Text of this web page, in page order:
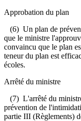
Approbation du plan
(6) Un plan de
que le ministre
convaincu que le plan
teneur du plan est
écoles.
Arrêté du ministre
(7) L'arrêté du
prévention de
partie III (Règlements)